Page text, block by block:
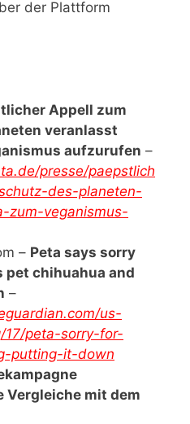
der Plattform
Appell zum
veranlasst
aufzurufen –
presse/paepstlich
des-planeten-
zum-veganismus-
– Peta says sorry
pet chihuahua and
–
us-
17/peta-sorry-for-
putting-it-down
Vergleiche mit dem